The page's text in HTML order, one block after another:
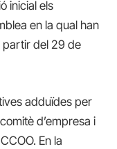
inicial els
en la qual han
partir del 29 de
adduïdes per
d’empresa i
En la